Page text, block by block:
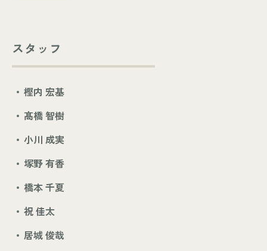
スタッフ
樫内 宏基
髙橋 智樹
小川 成実
塚野 有香
橋本 千夏
祝 佳太
居城 俊哉